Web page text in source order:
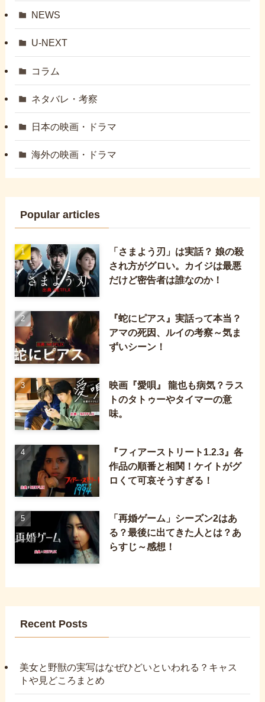
NEWS
U-NEXT
コラム
ネタバレ・考察
日本の映画・ドラマ
海外の映画・ドラマ
Popular articles
「さまよう刃」は実話？ 娘の殺
され方がグロい。カイジは最悪
だけど密告者は誰なのか！
『蛇にピアス』実話って本当？
アマの死因、ルイの考察～気ま
ずいシーン！
映画『愛唄』 龍也も病気？ラス
トのタトゥーやタイマーの意
味。
『フィアーストリート1.2.3』各
作品の順番と相関！ケイトがグ
ロくて可哀そうすぎる！
「再婚ゲーム」シーズン2はあ
る？最後に出てきた人とは？あ
らすじ～感想！
Recent Posts
美女と野獣の実写はなぜひどいといわれる？キャス
トや見どころまとめ